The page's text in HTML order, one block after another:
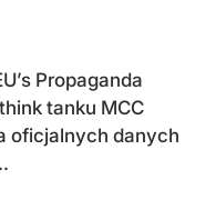
Propaganda
tanku MCC
oficjalnych danych